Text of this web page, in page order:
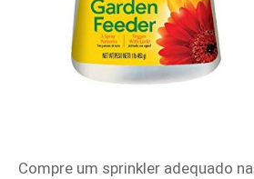
Compre um sprinkler adequado na